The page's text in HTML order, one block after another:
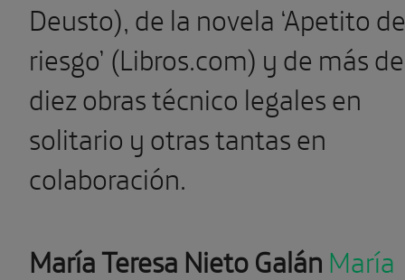
Deusto), de la novela ‘Apetito de
riesgo’ (Libros.com) y de más de
diez obras técnico legales en
solitario y otras tantas en
colaboración.
María Teresa Nieto GalánMaría